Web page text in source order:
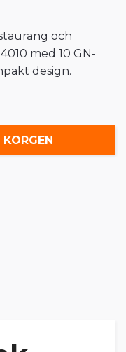
och
med 10 GN-
design.